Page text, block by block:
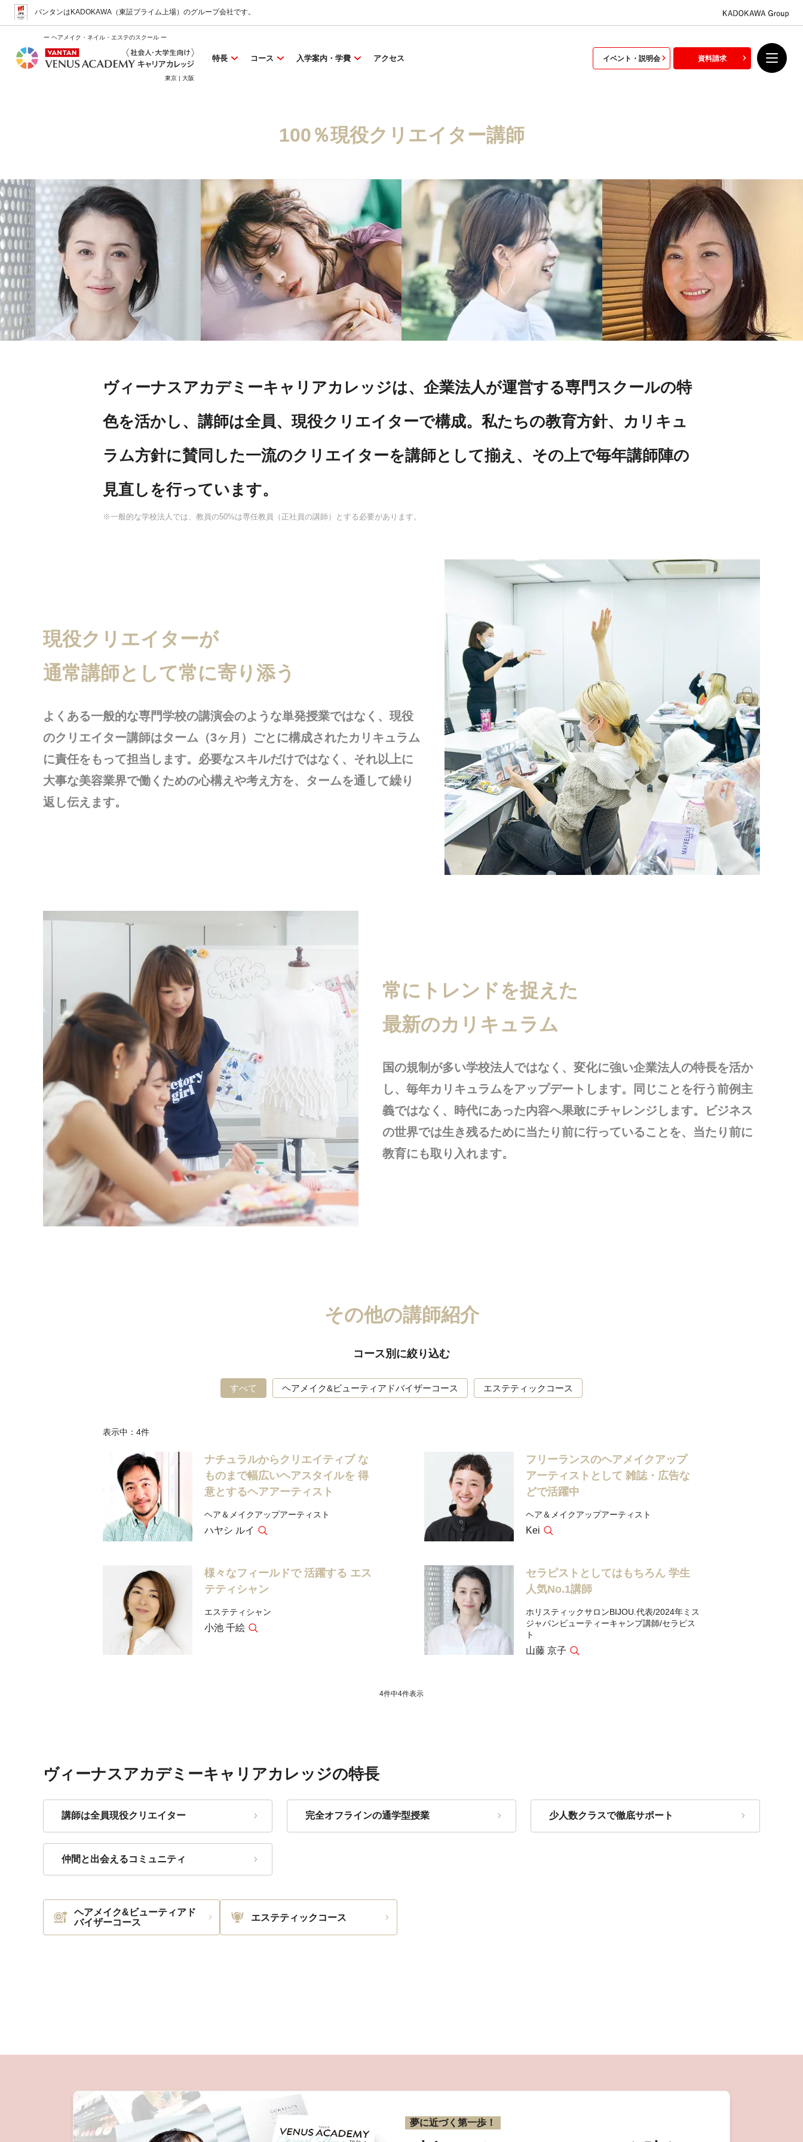
バンタンはKADOKAWA（東証プライム上場） のグループ会社です。
ー ヘアメイク・ネイル・エステのスクール ー
東京 | 大阪
特長 コース 入学案内・学費 アクセス イベント・説明会 資料請求
100％現役クリエイター講師
ヴィーナスアカデミーキャリアカレッジは、企業法人が運営する専門スクールの特
色を活かし、講師は全員、現役クリエイターで構成。私たちの教育方針、カリキュ
ラム方針に賛同した一流のクリエイターを講師として揃え、その上で毎年講師陣の
見直しを行っています。
※一般的な学校法人では、教員の50%は専任教員（正社員の講師）とする必要があります。
現役クリエイターが
通常講師として常に寄り添う
よくある一般的な専門学校の講演会のような単発授業ではなく、現役
のクリエイター講師はターム（3ヶ月）ごとに構成されたカリキュラム
に責任をもって担当します。必要なスキルだけではなく、それ以上に
大事な美容業界で働くための心構えや考え方を、タームを通して繰り
返し伝えます。
常にトレンドを捉えた
最新のカリキュラム
国の規制が多い学校法人ではなく、変化に強い企業法人の特長を活か
し、毎年カリキュラムをアップデートします。同じことを行う前例主
義ではなく、時代にあった内容へ果敢にチャレンジします。ビジネス
の世界では生き残るために当たり前に行っていることを、当たり前に
教育にも取り入れます。
その他の講師紹介
コース別に絞り込む
すべて ヘアメイク&ビューティアドバイザーコース エステティックコース
表示中： 4件
ナチュラルからクリエイティブ な
ものまで幅広いヘアスタイルを 得
意とするヘアアーティスト
ヘア＆メイクアップアーティスト
ハヤシ ルイ
フリーランスのヘアメイクアップ
アーティストとして 雑誌・広告な
どで活躍中
ヘア＆メイクアップアーティスト
Kei
様々なフィールドで 活躍する エス
テティシャン
エステティシャン
小池 千絵
セラピストとしてはもちろん 学生
人気No.1講師
ホリスティックサロンBIJOU.代表/2024年ミス
ジャパンビューティーキャンプ講師/セラピス
ト
山藤 京子
4件中4件表示
ヴィーナスアカデミーキャリアカレッジの特長
講師は全員現役クリエイター 完全オフラインの通学型授業 少人数クラスで徹底サポート
仲間と出会えるコミュニティ
ヘアメイク&ビューティアド
バイザーコース
エステティックコース
夢に近づく第一歩！